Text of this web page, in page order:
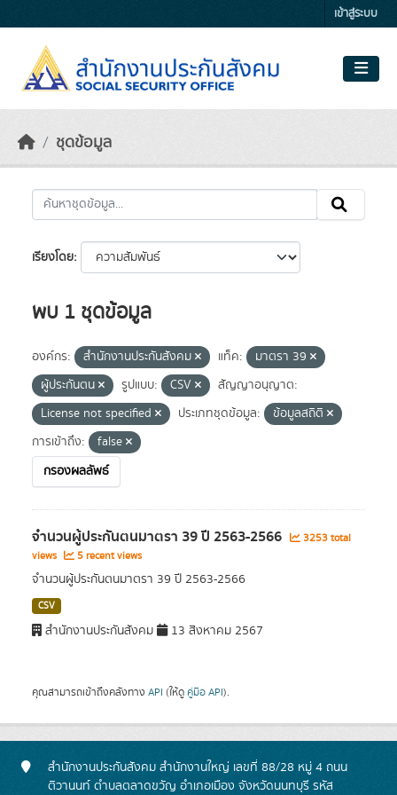
เข้าสู่ระบบ
ชุดข้อมูล
เรียงโดย
พบ 1 ชุดข้อมูล
องค์กร: สำนักงานประกันสังคม แท็ค:
มาตรา 39
ผู้ประกันตน
รูปแบบ: CSV
สัญญาอนุญาต:
License not specified
ประเภทชุดข้อมูล:
ข้อมูลสถิติ
การเข้าถึง:
false
กรองผลลัพธ์
จำนวนผู้ประกันตนมาตรา 39 ปี 2563-2566
3253 total
views
5 recent views
จำนวนผู้ประกันตนมาตรา 39 ปี 2563-2566
CSV
สำนักงานประกันสังคม 13 สิงหาคม 2567
คุณสามารถเข้าถึงคลังทาง API (ให้ดู คู่มือ API).
สำนักงานประกันสังคม สำนักงานใหญ่ เลขที่ 88/28 หมู่ 4 ถนน
ติวานนท์ ตำบลตลาดขวัญ อำเภอเมือง จังหวัดนนทบุรี รหัส